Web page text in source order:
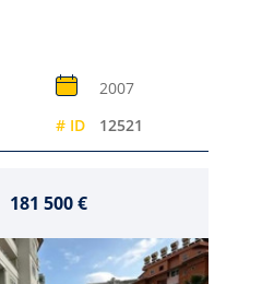
2007
# ID 12521
181 500 €